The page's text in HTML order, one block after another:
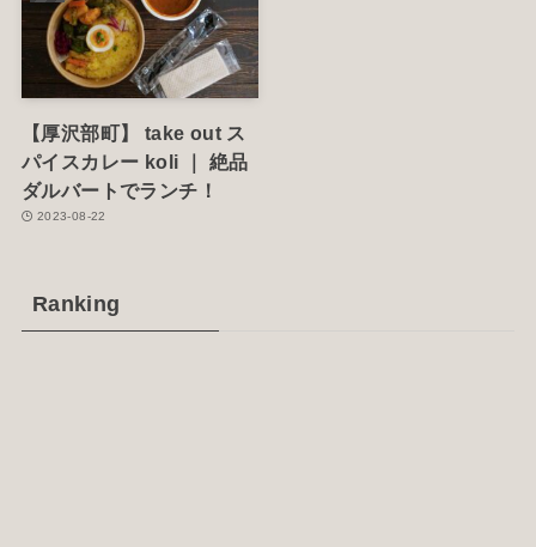
【厚沢部町】 take out ス
パイスカレー koli ｜ 絶品
ダルバートでランチ！
2023-08-22
Ranking